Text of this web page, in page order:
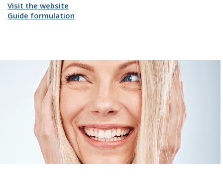
Visit the website
Guide formulation